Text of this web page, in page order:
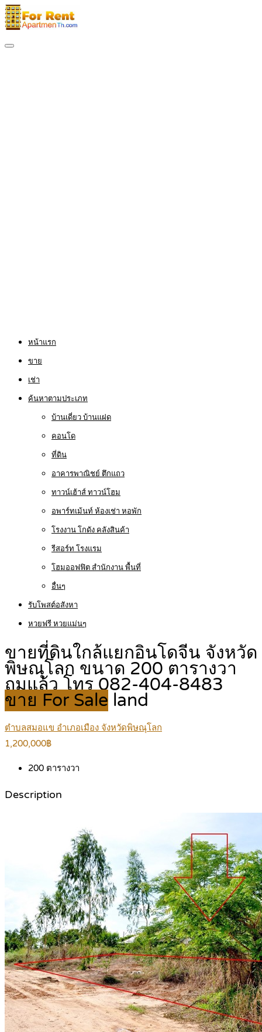
หน้าแรก
ขาย
เช่า
ค้นหาตามประเภท
บ้านเดี่ยว บ้านแฝด
คอนโด
ที่ดิน
อาคารพาณิชย์ ตึกแถว
ทาวน์เฮ้าส์ ทาวน์โฮม
อพาร์ทเม้นท์ ห้องเช่า หอพัก
โรงงาน โกดัง คลังสินค้า
รีสอร์ท โรงแรม
โฮมออฟฟิต สำนักงาน พื้นที่
อื่นๆ
รับโพสต์อสังหา
หวยฟรี หวยแม่นๆ
ขายที่ดินใกล้แยกอินโดจีน จังหวัด
พิษณุโลก ขนาด 200 ตารางวา
ถมแล้ว โทร 082-404-8483
ขาย For Sale land
ตำบลสมอแข อำเภอเมือง จังหวัดพิษณุโลก
1,200,000฿
200 ตารางวา
Description